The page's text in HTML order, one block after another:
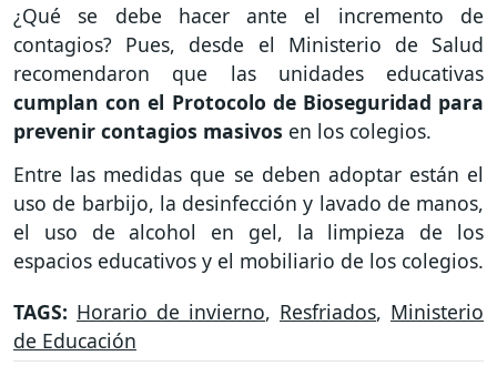
¿Qué se debe hacer ante el incremento de
contagios? Pues, desde el Ministerio de Salud
recomendaron que las unidades educativas
cumplan con el Protocolo de Bioseguridad para
prevenir contagios masivos en los colegios.
Entre las medidas que se deben adoptar están el
uso de barbijo, la desinfección y lavado de manos,
el uso de alcohol en gel, la limpieza de los
espacios educativos y el mobiliario de los colegios.
TAGS: Horario de invierno, Resfriados, Ministerio
de Educación